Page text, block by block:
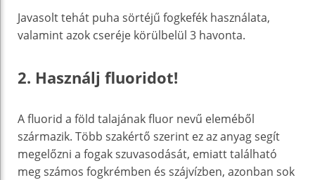
Javasolt tehát puha sörtéjű fogkefék használata,
valamint azok cseréje körülbelül 3 havonta.
2. Használj fluoridot!
A fluorid a föld talajának fluor nevű eleméből
származik. Több szakértő szerint ez az anyag segít
megelőzni a fogak szuvasodását, emiatt található
meg számos fogkrémben és szájvízben, azonban sok